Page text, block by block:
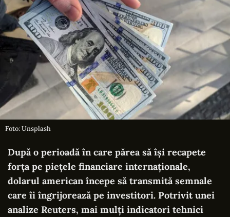
Foto: Unsplash
După o perioadă în care părea să își recapete
forța pe piețele financiare internaționale,
dolarul american începe să transmită semnale
care îi îngrijorează pe investitori. Potrivit unei
analize Reuters, mai mulți indicatori tehnici